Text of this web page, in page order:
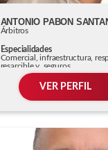
ANTONIO PABON
Árbitros
Especialidades
Comercial, infraestructura,
resarcible y, seguros
VER PERFIL